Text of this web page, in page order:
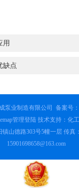
用
缺点
泵业制造有限公司备案号
管理登陆 技术支持：化
山德路303号5幢一层 传真
15901698658@163.com